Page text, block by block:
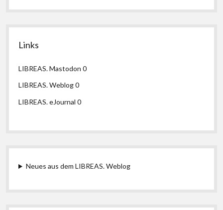
Links
LIBREAS. Mastodon 0
LIBREAS. Weblog0
LIBREAS. eJournal 0
Neues aus dem LIBREAS. Weblog